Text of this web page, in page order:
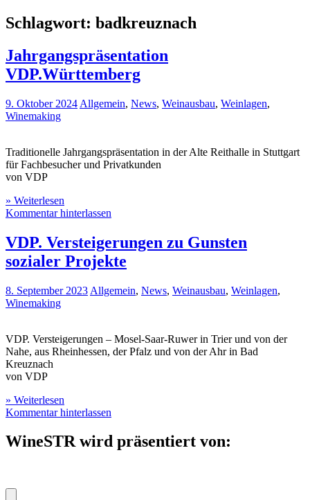
Schlagwort: badkreuznach
Jahrgangspräsentation
VDP.Württemberg
9. Oktober 2024 Allgemein, News, Weinausbau, Weinlagen,
Winemaking
Traditionelle Jahrgangspräsentation in der Alte Reithalle in Stuttgart
für Fachbesucher und Privatkunden
von VDP
» Weiterlesen
Kommentar hinterlassen
VDP. Versteigerungen zu Gunsten
sozialer Projekte
8. September 2023 Allgemein, News, Weinausbau, Weinlagen,
Winemaking
VDP. Versteigerungen – Mosel-Saar-Ruwer in Trier und von der
Nahe, aus Rheinhessen, der Pfalz und von der Ahr in Bad
Kreuznach
von VDP
» Weiterlesen
Kommentar hinterlassen
WineSTR wird präsentiert von: